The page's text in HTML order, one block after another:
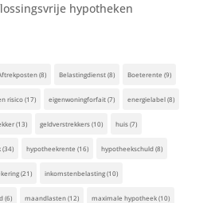
hypotheken
(8) Belastingdienst(8) Boeterente (9)
risico(17) eigenwoningforfait(7) energielabel(8)
(13) geldverstrekkers(10) huis(7)
(34) hypotheekrente (16) hypotheekschuld(8)
(21) inkomstenbelasting(10)
(6) maandlasten(12) maximale hypotheek(10)